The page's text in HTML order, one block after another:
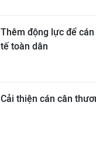
Thêm động lực để
tế toàn dân
Cải thiện cán cân